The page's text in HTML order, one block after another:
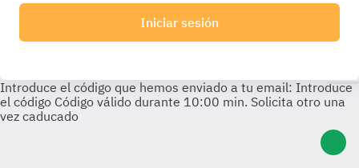
Iniciar sesión
Introduce el código que hemos enviado a tu email: Introduce
el código Código válido durante 10:00 min. Solicita otro una
vez caducado